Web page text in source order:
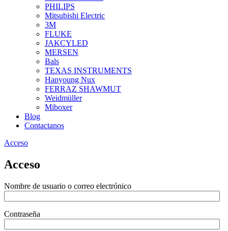
PHILIPS
Mitsubishi Electric
3M
FLUKE
JAKCYLED
MERSEN
Bals
TEXAS INSTRUMENTS
Hanyoung Nux
FERRAZ SHAWMUT
Weidmüller
Miboxer
Blog
Contactanos
Acceso
Acceso
Nombre de usuario o correo electrónico
Contraseña